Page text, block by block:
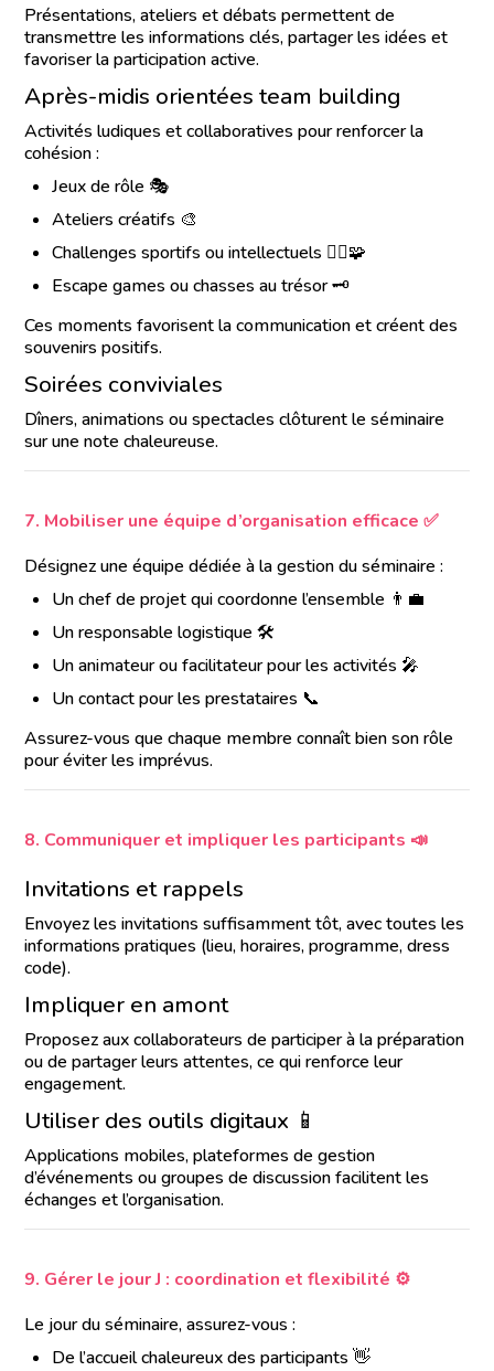
Présentations, ateliers et débats permettent de
transmettre les informations clés, partager les idées et
favoriser la participation active.
Après-midis orientées team building
Activités ludiques et collaboratives pour renforcer la
cohésion :
Jeux de rôle 🎭
Ateliers créatifs 🎨
Challenges sportifs ou intellectuels 🏃‍♀️🧩
Escape games ou chasses au trésor 🗝️
Ces moments favorisent la communication et créent des
souvenirs positifs.
Soirées conviviales
Dîners, animations ou spectacles clôturent le séminaire
sur une note chaleureuse.
7. Mobiliser une équipe d’organisation efficace ✅
Désignez une équipe dédiée à la gestion du séminaire :
Un chef de projet qui coordonne l’ensemble 👨‍💼
Un responsable logistique 🛠️
Un animateur ou facilitateur pour les activités 🎤
Un contact pour les prestataires 📞
Assurez-vous que chaque membre connaît bien son rôle
pour éviter les imprévus.
8. Communiquer et impliquer les participants 📣
Invitations et rappels
Envoyez les invitations suffisamment tôt, avec toutes les
informations pratiques (lieu, horaires, programme, dress
code).
Impliquer en amont
Proposez aux collaborateurs de participer à la préparation
ou de partager leurs attentes, ce qui renforce leur
engagement.
Utiliser des outils digitaux 📱
Applications mobiles, plateformes de gestion
d’événements ou groupes de discussion facilitent les
échanges et l’organisation.
9. Gérer le jour J : coordination et flexibilité ⚙️
Le jour du séminaire, assurez-vous :
De l’accueil chaleureux des participants 👋